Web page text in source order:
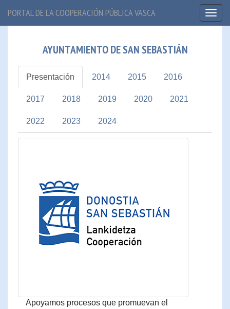
PORTAL DE LA COOPERACIÓN PÚBLICA VASCA
AYUNTAMIENTO DE SAN SEBASTIÁN
Presentación 2014 2015 2016
2017 2018 2019 2020 2021
2022 2023 2024
Apoyamos procesos que promuevan el